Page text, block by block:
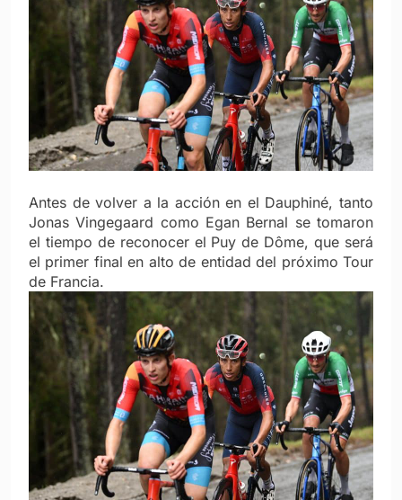
Antes de volver a la acción en el Dauphiné, tanto
Jonas Vingegaard como Egan Bernal se tomaron
el tiempo de reconocer el Puy de Dôme, que será
el primer final en alto de entidad del próximo Tour
de Francia.